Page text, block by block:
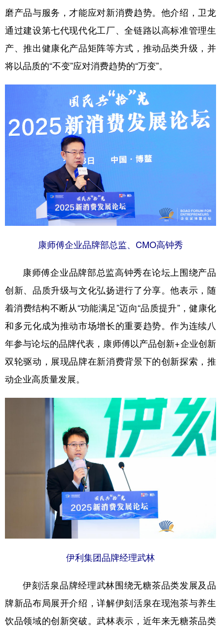
磨产品与服务，才能应对新消费趋势。他介绍，卫龙
通过建设第七代现代化工厂、全链路以高标准管理生
产、推出健康化产品矩阵等方式，推动品类升级，并
将以品质的“不变”应对消费趋势的“万变”。
康师傅企业品牌部总监、CMO高钟秀
康师傅企业品牌部总监高钟秀在论坛上围绕产品
创新、品质升级与文化弘扬进行了分享。他表示，随
着消费结构不断从“功能满足”迈向“品质提升”，健康化
和多元化成为推动市场增长的重要趋势。作为连续八
年参与论坛的品牌代表，康师傅以产品创新+企业创新
双轮驱动，展现品牌在新消费背景下的创新探索，推
动企业高质量发展。
伊利集团品牌经理武林
伊刻活泉品牌经理武林围绕无糖茶品类发展及品
牌新品布局展开介绍，详解伊刻活泉在现泡茶与养生
饮品领域的创新突破。武林表示，近年来无糖茶品类